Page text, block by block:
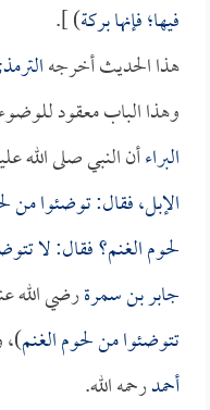
فيها؛ فإنها بركة) ].
هذا الحديث أخرجه
وهذا الباب معقود
البراءأن النبي صلى الله
الإبل، فقال: توضئوا
لحوم الغنم؟ فقال: لا
جابر بن سمرةرضي الله
تتوضئوا من لحوم الغنم)،
أحمدرحمه الله.